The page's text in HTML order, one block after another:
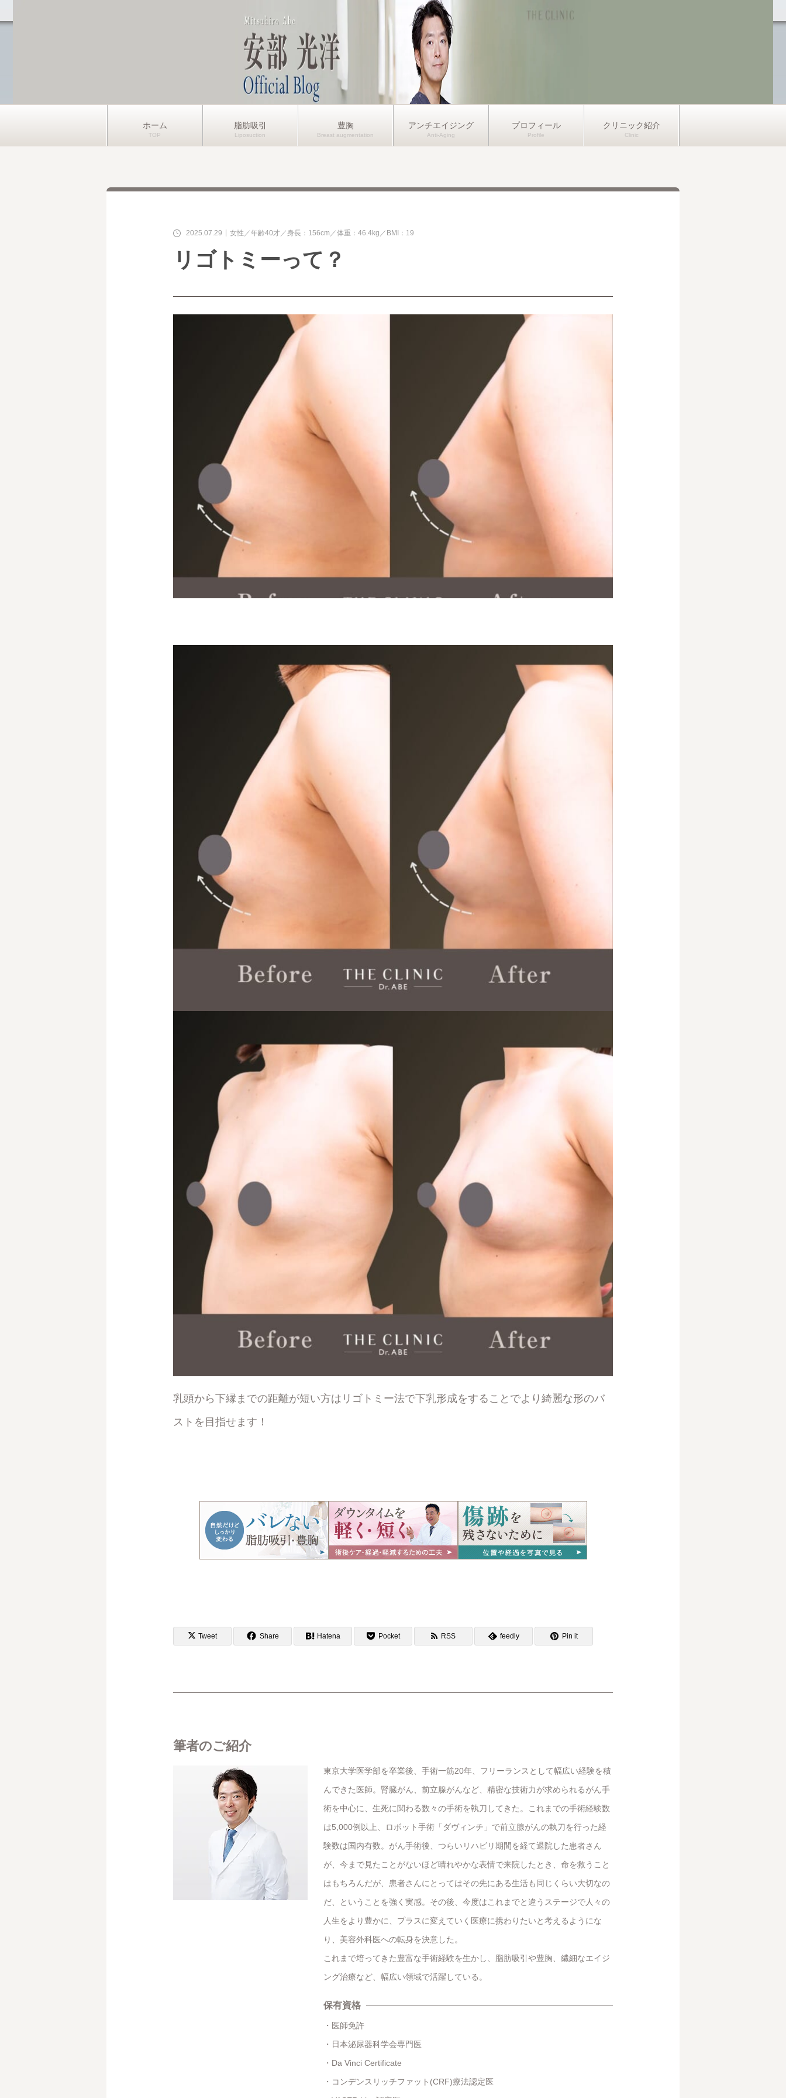
ホーム 脂肪吸引 豊胸 アンチエイジング プロフィール クリニック紹介
2025.07.29 女性 年齢40才 身長：156cm 体重：46.4kg BMI：19
リゴトミーって？
乳頭から下縁までの距離が短い方はリゴトミー法で下乳形成をすることでより綺麗な形のバ
ストを目指せます！
Tweet Share Hatena Pocket RSS feedly Pin it
筆者のご紹介
東京大学医学部を卒業後、手術一筋20年、フリーランスとして幅広い経験を積
んできた医師。腎臓がん、前立腺がんなど、精密な技術力が求められるがん手
術を中心に、生死に関わる数々の手術を執刀してきた。これまでの手術経験数
は5,000例以上、ロボット手術「ダヴィンチ」で前立腺がんの執刀を行った経
験数は国内有数。がん手術後、つらいリハビリ期間を経て退院した患者さん
が、今まで見たことがないほど晴れやかな表情で来院したとき、命を救うこと
はもちろんだが、患者さんにとってはその先にある生活も同じくらい大切なの
だ、ということを強く実感。その後、今度はこれまでと違うステージで人々の
人生をより豊かに、プラスに変えていく医療に携わりたいと考えるようにな
り、美容外科医への転身を決意した。
これまで培ってきた豊富な手術経験を生かし、脂肪吸引や豊胸、繊細なエイジ
ング治療など、幅広い領域で活躍している。
保有資格
医師免許
日本泌尿器科学会専門医
Da Vinci Certificate
コンデンスリッチファット(CRF)療法認定医